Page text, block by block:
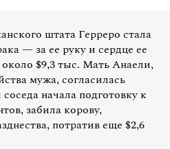
штата Герреро стала
— за ее руку и сердце ее
$9,3 тыс. Мать Анаели,
мужа, согласилась
начала подготовку к
забила корову,
потратив еще $2,6